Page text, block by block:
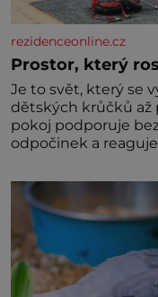
zelenina, bez které
nedokážeme
rezidenceonline.cz